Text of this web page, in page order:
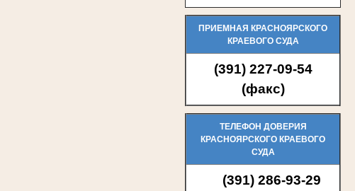
ПРИЕМНАЯ КРАСНОЯРСКОГО
КРАЕВОГО СУДА
(391) 227-09-54
(факс)
ТЕЛЕФОН ДОВЕРИЯ
КРАСНОЯРСКОГО КРАЕВОГО
СУДА
(391) 286-93-29